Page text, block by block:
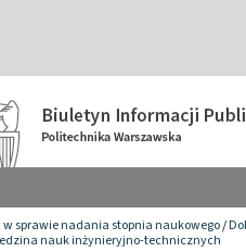
w sprawie nadania stopnia naukowego/
nauk inżynieryjno-technicznych